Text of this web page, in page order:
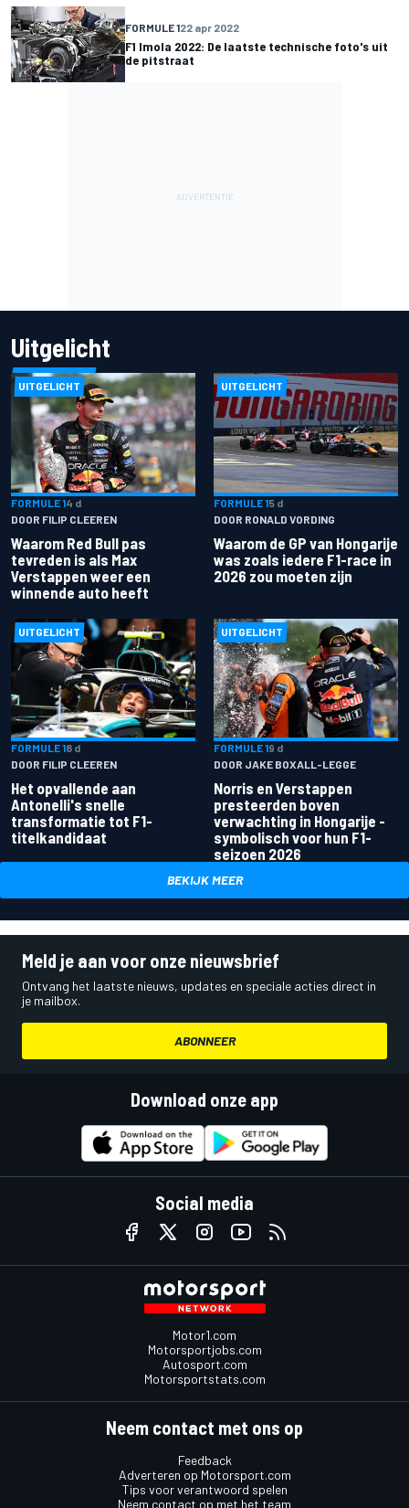
FORMULE 122 apr 2022
F1 Imola 2022: De laatste technische foto's uit
de pitstraat
Uitgelicht
UITGELICHT
FORMULE 14 d
DOOR FILIP CLEEREN
Waarom Red Bull pas
tevreden is als Max
Verstappen weer een
winnende auto heeft
UITGELICHT
FORMULE 15 d
DOOR RONALD VORDING
Waarom de GP van Hongarije
was zoals iedere F1-race in
2026 zou moeten zijn
UITGELICHT
FORMULE 18 d
DOOR FILIP CLEEREN
Het opvallende aan
Antonelli's snelle
transformatie tot F1-
titelkandidaat
UITGELICHT
FORMULE 19 d
DOOR JAKE BOXALL-LEGGE
Norris en Verstappen
presteerden boven
verwachting in Hongarije -
symbolisch voor hun F1-
seizoen 2026
BEKIJK MEER
Meld je aan voor onze nieuwsbrief
Ontvang het laatste nieuws, updates en speciale acties direct in
je mailbox.
ABONNEER
Download onze app
Social media
Motor1.com
Motorsportjobs.com
Autosport.com
Motorsportstats.com
Neem contact met ons op
Feedback
Adverteren op Motorsport.com
Tips voor verantwoord spelen
Neem contact op met het team